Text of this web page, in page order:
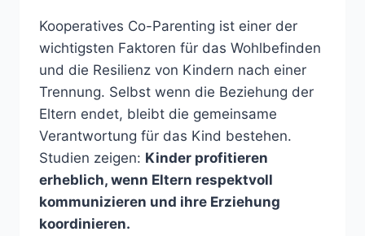
Kooperatives Co-Parenting ist einer der
wichtigsten Faktoren für das Wohlbefinden
und die Resilienz von Kindern nach einer
Trennung. Selbst wenn die Beziehung der
Eltern endet, bleibt die gemeinsame
Verantwortung für das Kind bestehen.
Studien zeigen: Kinder profitieren
erheblich, wenn Eltern respektvoll
kommunizieren und ihre Erziehung
koordinieren.